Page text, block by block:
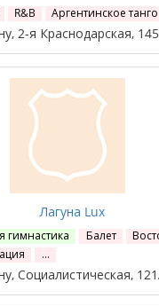
R&B Аргентинское танго
2-я Краснодарская,
Лагуна Lux
гимнастика Балет
…
Социалистическая,